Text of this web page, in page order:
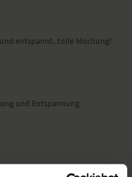
entspannt...tolle Mischung!
und Entspannung